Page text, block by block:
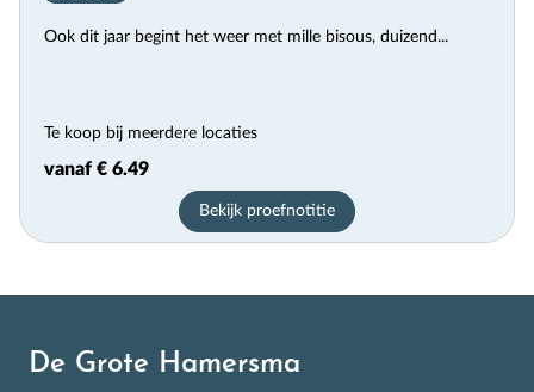
Ook dit jaar begint het weer met mille bisous, duizend...
Te koop bij meerdere locaties
vanaf € 6.49
Bekijk proefnotitie
De Grote Hamersma
Schrijf je in voor de
kalender en wekelijks tientallen nieuw geproefde